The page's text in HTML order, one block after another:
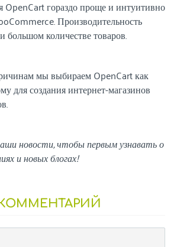
OpenCart гораздо проще и интуитивно
Производительность
количестве товаров.
мы выбираем OpenCart как
для создания интернет-магазинов
новости, чтобы первым узнавать о
и новых блогах!